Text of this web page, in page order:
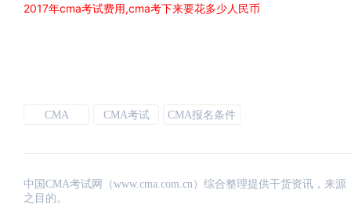
2017年cma考试费用,cma考下来要花多少人民币
CMA CMA考试 CMA报名条件
中国CMA考试网（www.cma.com.cn）综合整理提供干货资讯，来
之目的。